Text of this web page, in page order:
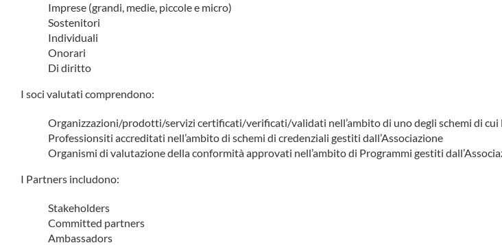
Imprese (grandi, medie, piccole e micro)
Sostenitori
Individuali
Onorari
Di diritto
I soci valutati comprendono:
Organizzazioni/prodotti/servizi certificati/verificati/validati nell’ambito di uno degli schemi di
Professionsiti accreditati nell’ambito di schemi di credenziali gestiti dall’Associazione
Organismi di valutazione della conformità approvati nell’ambito di Programmi gestiti
I Partners includono:
Stakeholders
Committed partners
Ambassadors